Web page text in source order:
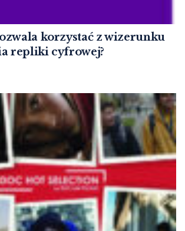
korzystać z wizerunku
repliki cyfrowej?